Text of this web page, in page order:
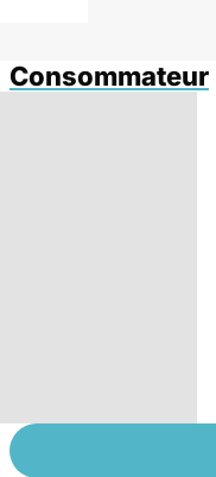
Consommateur